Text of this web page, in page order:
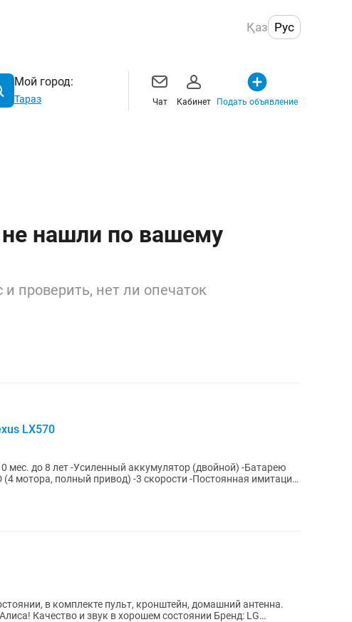
Қаз Рус
Мой город:
Тараз Чат Кабинет Подать объявление
нашли по вашему
проверить, нет ли опечаток
LX570
мес. до 8 лет -Усиленный аккумулятор (двойной) -Батарею
мотора, полный привод) -3 скорости -Постоянная имитация
в комплекте пульт, кронштейн, домашний антенна.
Качество и звук в хорошем состоянии Бренд: LG